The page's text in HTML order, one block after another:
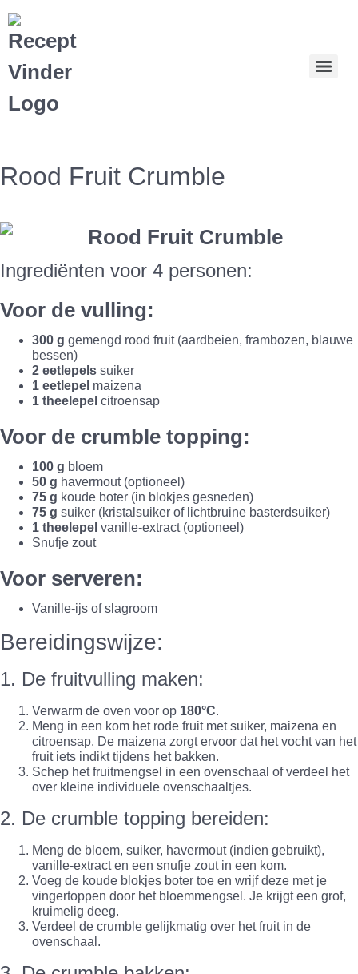
Rood Fruit Crumble
Ingrediënten voor 4 personen:
Voor de vulling:
300 g gemengd rood fruit (aardbeien, frambozen, blauwe
bessen)
2 eetlepels suiker
1 eetlepel maizena
1 theelepel citroensap
Voor de crumble topping:
100 g bloem
50 g havermout (optioneel)
75 g koude boter (in blokjes gesneden)
75 g suiker (kristalsuiker of lichtbruine basterdsuiker)
1 theelepel vanille-extract (optioneel)
Snufje zout
Voor serveren:
Vanille-ijs of slagroom
Bereidingswijze:
1. De fruitvulling maken:
Verwarm de oven voor op 180°C.
Meng in een kom het rode fruit met suiker, maizena en
citroensap. De maizena zorgt ervoor dat het vocht van het
fruit iets indikt tijdens het bakken.
Schep het fruitmengsel in een ovenschaal of verdeel het
over kleine individuele ovenschaaltjes.
2. De crumble topping bereiden:
Meng de bloem, suiker, havermout (indien gebruikt),
vanille-extract en een snufje zout in een kom.
Voeg de koude blokjes boter toe en wrijf deze met je
vingertoppen door het bloemmengsel. Je krijgt een grof,
kruimelig deeg.
Verdeel de crumble gelijkmatig over het fruit in de
ovenschaal.